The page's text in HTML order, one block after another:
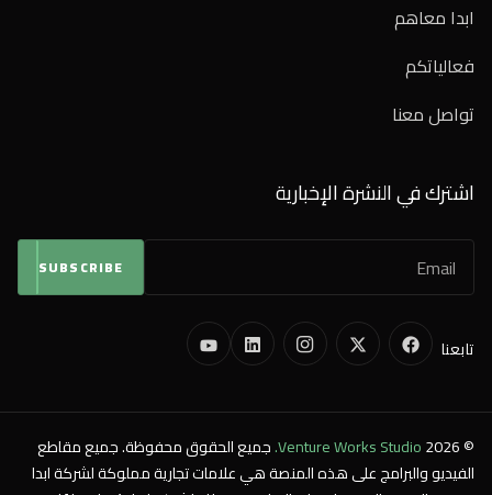
ابدا معاهم
فعالياتكم
تواصل معنا
اشترك في النشرة الإخبارية
SUBSCRIBE
تابعنا
© 2026
Venture Works Studio. جميع الحقوق محفوظة. جميع مقاطع
الفيديو والبرامج على هذه المنصة هي علامات تجارية مملوكة لشركة ابدا